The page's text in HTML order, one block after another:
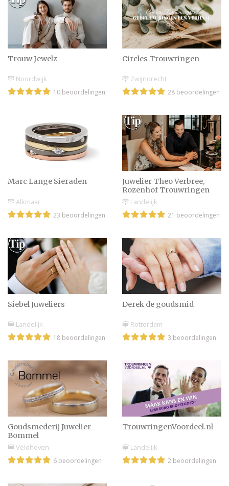
Trouw Jewelz
Noordwijk
10 beoordelingen
Circles Trouwringen
Zwijndrecht
28 beoordelingen
Marc Lange Sieraden
Alkmaar
23 beoordelingen
Juwelier Theo Verbree,
Rozenhof Trouwringen
Landelijk
21 beoordelingen
Siebel Juweliers
Landelijk
18 beoordelingen
Derek de goudsmid
Rotterdam
3 beoordelingen
Goudsmederij Juwelier
Bommel
Veldhoven
6 beoordelingen
TrouwringenVoordeel.nl
Landelijk
2 beoordelingen
Huwelijksaanzoek doen
op Valentijnsdag of op
een andere romantische
Wat de verloving zegt
Aanzoek doen of
trouwen met Oud &
Nieuw
Huwelijksaanzoek met
Kerst
Kan een verlovingsring
met een enorme diamant
te groot zijn?
Huwelijksaanzoek? Laat
je nooit pushen om ja te
zeggen
Sieraad laten maken van
oud goud omdat jullie
gaan trouwen
Zilveren trouwring laten
maken van je oude
sieraden